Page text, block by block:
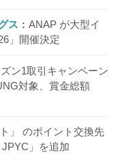
ス
ANAP が大型イ
」開催決定
ン1取引キャンペーン
対象、賞金総額
ト」 のポイント交換先
」を追加